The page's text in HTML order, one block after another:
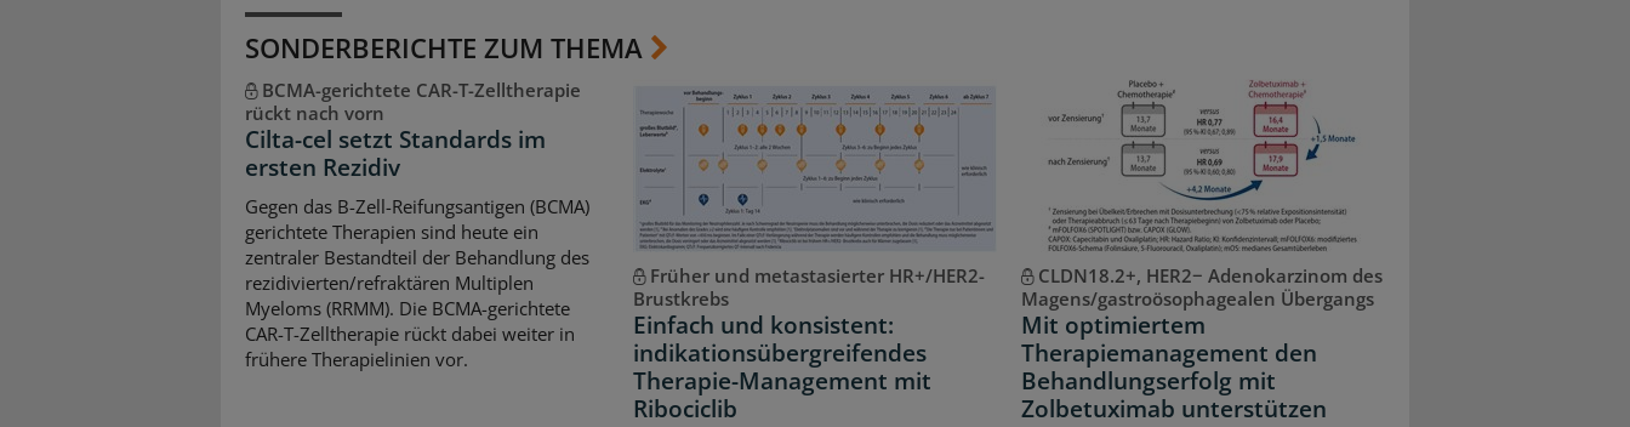
SONDERBERICHTE ZUM THEMA
BCMA-gerichtete CAR-T-Zelltherapie
rückt nach vorn
Cilta-cel setzt Standards im
ersten Rezidiv
Gegen das B-Zell-Reifungsantigen (BCMA)
gerichtete Therapien sind heute ein
zentraler Bestandteil der Behandlung des
rezidivierten/refraktären Multiplen
Myeloms (RRMM). Die BCMA-gerichtete
CAR-T-Zelltherapie rückt dabei weiter in
frühere Therapielinien vor.
Früher und metastasierter HR+/HER2-
Brustkrebs
Einfach und konsistent:
indikationsübergreifendes
Therapie-Management mit
Ribociclib
CLDN18.2+, HER2− Adenokarzinom des
Magens/gastroösophagealen Übergangs
Mit optimiertem
Therapiemanagement den
Behandlungserfolg mit
Zolbetuximab unterstützen